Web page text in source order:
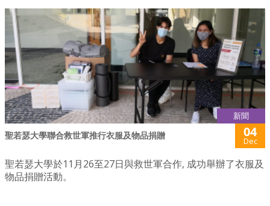
新聞
聖若瑟大學聯合救世軍推行衣服及物品捐贈 04
Dec
聖若瑟大學於11月26至27日與救世軍合作, 成功舉辦了衣服及
物品捐贈活動。